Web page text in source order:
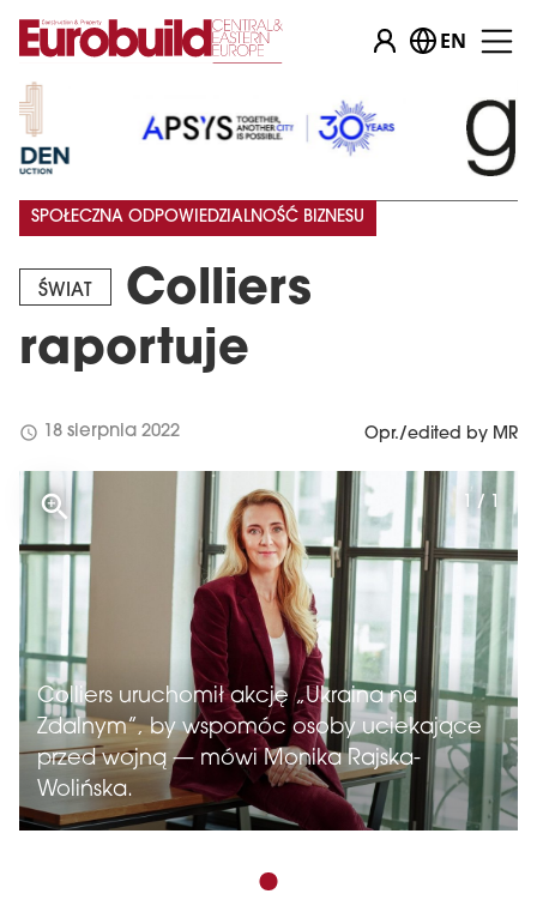
EN
ŚWIAT
Colliers
raportuje
SPOŁECZNA ODPOWIEDZIALNOŚĆ BIZNESU
schedule 18 sierpnia 2022 Opr./edited by MR
Colliers uruchomił akcję „Ukraina na
Zdalnym”, by wspomóc osoby uciekające
przed wojną — mówi Monika Rajska-
Wolińska.
1 / 1